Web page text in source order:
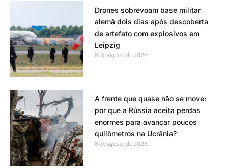
Drones sobrevoam base militar
alemã dois dias após descoberta
de artefato com explosivos em
Leipzig
8 de agosto de 2026
A frente que quase não se move:
por que a Rússia aceita perdas
enormes para avançar poucos
quilômetros na Ucrânia?
8 de agosto de 2026